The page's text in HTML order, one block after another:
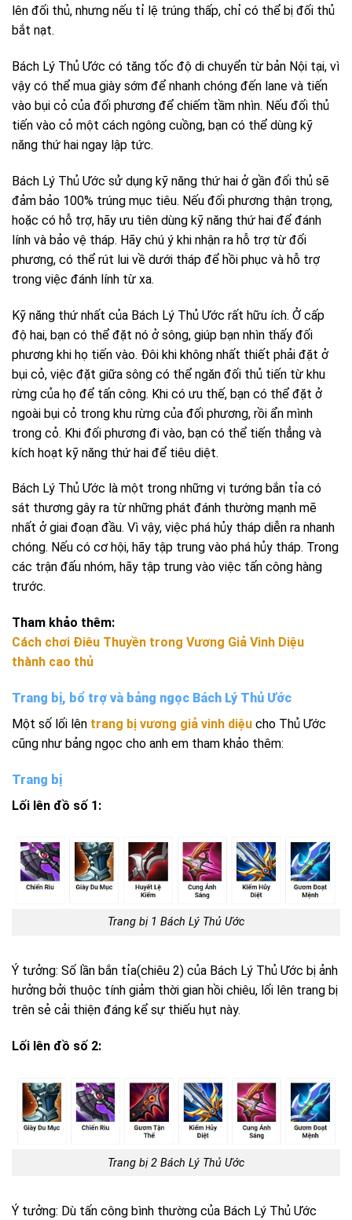
lên đối thủ, nhưng nếu tỉ lệ trúng thấp, chỉ có thể bị đối thủ
bắt nạt.
Bách Lý Thủ Ước có tăng tốc độ di chuyển từ bản Nội tại, vì
vậy có thể mua giày sớm để nhanh chóng đến lane và tiến
vào bụi cỏ của đối phương để chiếm tầm nhìn. Nếu đối thủ
tiến vào cỏ một cách ngông cuồng, bạn có thể dùng kỹ
năng thứ hai ngay lập tức.
Bách Lý Thủ Ước sử dụng kỹ năng thứ hai ở gần đối thủ sẽ
đảm bảo 100% trúng mục tiêu. Nếu đối phương thận trọng,
hoặc có hỗ trợ, hãy ưu tiên dùng kỹ năng thứ hai để đánh
lính và bảo vệ tháp. Hãy chú ý khi nhận ra hỗ trợ từ đối
phương, có thể rút lui về dưới tháp để hồi phục và hỗ trợ
trong việc đánh lính từ xa.
Kỹ năng thứ nhất của Bách Lý Thủ Ước rất hữu ích. Ở cấp
độ hai, bạn có thể đặt nó ở sông, giúp bạn nhìn thấy đối
phương khi họ tiến vào. Đôi khi không nhất thiết phải đặt ở
bụi cỏ, việc đặt giữa sông có thể ngăn đối thủ tiến từ khu
rừng của họ để tấn công. Khi có ưu thế, bạn có thể đặt ở
ngoài bụi cỏ trong khu rừng của đối phương, rồi ẩn mình
trong cỏ. Khi đối phương đi vào, bạn có thể tiến thẳng và
kích hoạt kỹ năng thứ hai để tiêu diệt.
Bách Lý Thủ Ước là một trong những vị tướng bắn tỉa có
sát thương gây ra từ những phát đánh thường mạnh mẽ
nhất ở giai đoạn đầu. Vì vậy, việc phá hủy tháp diễn ra nhanh
chóng. Nếu có cơ hội, hãy tập trung vào phá hủy tháp. Trong
các trận đấu nhóm, hãy tập trung vào việc tấn công hàng
trước.
Tham khảo thêm:
Cách chơi Điêu Thuyền trong Vương Giả Vinh Diệu
thành cao thủ
Trang bị, bổ trợ và bảng ngọc Bách Lý Thủ Ước
Một số lối lên trang bị vương giả vinh diệu cho Thủ Ước
cũng như bảng ngọc cho anh em tham khảo thêm:
Trang bị
Lối lên đồ số 1:
Trang bị 1 Bách Lý Thủ Ước
Ý tưởng: Số lần bắn tỉa(chiêu 2) của Bách Lý Thủ Ước bị ảnh
hưởng bởi thuộc tính giảm thời gian hồi chiêu, lối lên trang bị
trên sẻ cải thiện đáng kể sự thiếu hụt này.
Lối lên đồ số 2:
Trang bị 2 Bách Lý Thủ Ước
Ý tưởng: Dù tấn công bình thường của Bách Lý Thủ Ước